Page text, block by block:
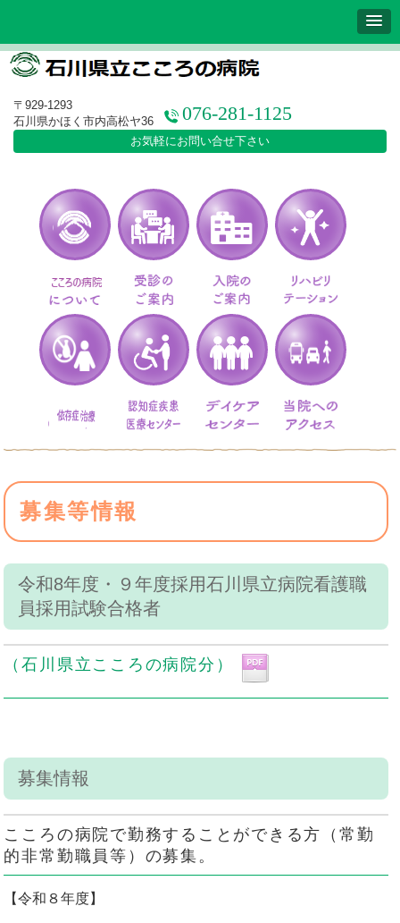
〒929-1293
石川県かほく市内高松ヤ36
076-281-1125
お気軽にお問い合せ下さい
こころの病院について
こころの病院について
受診のご案内
受診のご案内
入院のご案内
入院のご案内
アルコール依存症治療
アルコール依存症治療
認知症疾患医療センター
認知症疾患医療センター
デイケアセンタ
デイケアセンタ
募集等情報
令和8年度・９年度採用石川県立病院看護職
員採用試験合格者
（石川県立こころの病院分）
募集情報
こころの病院で勤務することができる方（常勤
的非常勤職員等）の募集。
【令和８年度】